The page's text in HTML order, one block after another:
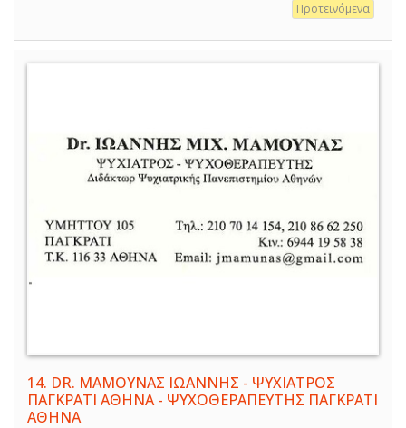
Προτεινόμενα
14. DR. ΜΑΜΟΥΝΑΣ ΙΩΑΝΝΗΣ - ΨΥΧΙΑΤΡΟΣ
ΠΑΓΚΡΑΤΙ ΑΘΗΝΑ - ΨΥΧΟΘΕΡΑΠΕΥΤΗΣ ΠΑΓΚΡΑΤΙ
ΑΘΗΝΑ